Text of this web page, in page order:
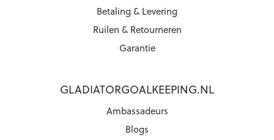
Betaling & Levering
Ruilen & Retourneren
Garantie
GLADIATORGOALKEEPING.NL
Ambassadeurs
Blogs